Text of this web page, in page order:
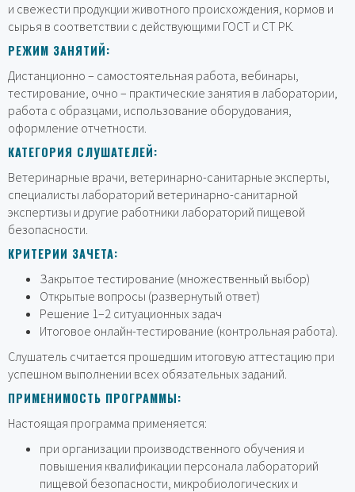
и свежести продукции животного происхождения, кормов и
сырья в соответствии с действующими ГОСТ и СТ РК.
РЕЖИМ ЗАНЯТИЙ:
Дистанционно – самостоятельная работа, вебинары,
тестирование, очно – практические занятия в лаборатории,
работа с образцами, использование оборудования,
оформление отчетности.
КАТЕГОРИЯ СЛУШАТЕЛЕЙ:
Ветеринарные врачи, ветеринарно-санитарные эксперты,
специалисты лабораторий ветеринарно-санитарной
экспертизы и другие работники лабораторий пищевой
безопасности.
КРИТЕРИИ ЗАЧЕТА:
Закрытое тестирование (множественный выбор)
Открытые вопросы (развернутый ответ)
Решение 1–2 ситуационных задач
Итоговое онлайн-тестирование (контрольная работа).
Слушатель считается прошедшим итоговую аттестацию при
успешном выполнении всех обязательных заданий.
ПРИМЕНИМОСТЬ ПРОГРАММЫ:
Настоящая программа применяется:
при организации производственного обучения и
повышения квалификации персонала лабораторий
пищевой безопасности, микробиологических и